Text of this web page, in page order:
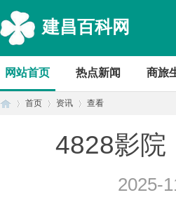
建昌百科网
网站首页 热点新闻 商旅
首页 资讯 查看
4828影院
2025-